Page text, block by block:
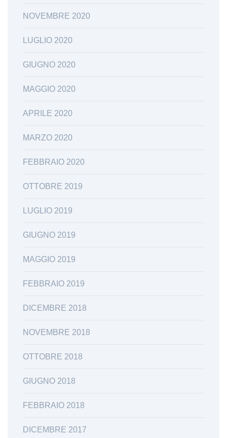
NOVEMBRE 2020
LUGLIO 2020
GIUGNO 2020
MAGGIO 2020
APRILE 2020
MARZO 2020
FEBBRAIO 2020
OTTOBRE 2019
LUGLIO 2019
GIUGNO 2019
MAGGIO 2019
FEBBRAIO 2019
DICEMBRE 2018
NOVEMBRE 2018
OTTOBRE 2018
GIUGNO 2018
FEBBRAIO 2018
DICEMBRE 2017